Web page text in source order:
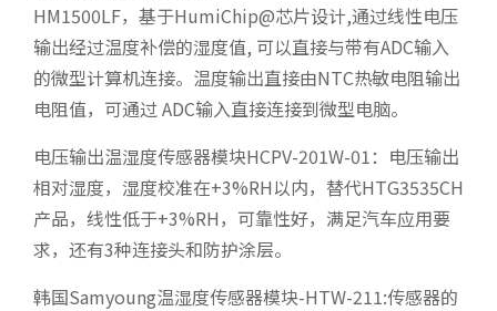
HM1500LF，基于HumiChip@芯片设计,通过线性电压
输出经过温度补偿的湿度值, 可以直接与带有ADC输入
的微型计算机连接。温度输出直接由NTC热敏电阻输出
电阻值，可通过 ADC输入直接连接到微型电脑。
电压输出温湿度传感器模块HCPV-201W-01：电压输出
相对湿度，湿度校准在+3%RH以内，替代HTG3535CH
产品，线性低于+3%RH，可靠性好，满足汽车应用要
求，还有3种连接头和防护涂层。
韩国Samyoung温湿度传感器模块-HTW-211:传感器的